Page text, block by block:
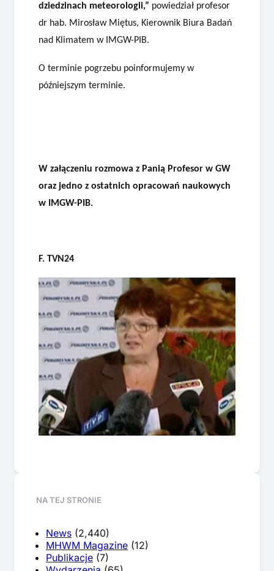
dziedzinach meteorologii,” powiedział profesor
dr hab. Mirosław Miętus, Kierownik Biura Badań
nad Klimatem w IMGW-PIB.
O terminie pogrzebu poinformujemy w
późniejszym terminie.
W załączeniu rozmowa z Panią Profesor w GW
oraz jedno z ostatnich opracowań naukowych
w IMGW-PIB.
F. TVN24
NA TEJ STRONIE
News (2,440)
MHWM Magazine (12)
Publikacje (7)